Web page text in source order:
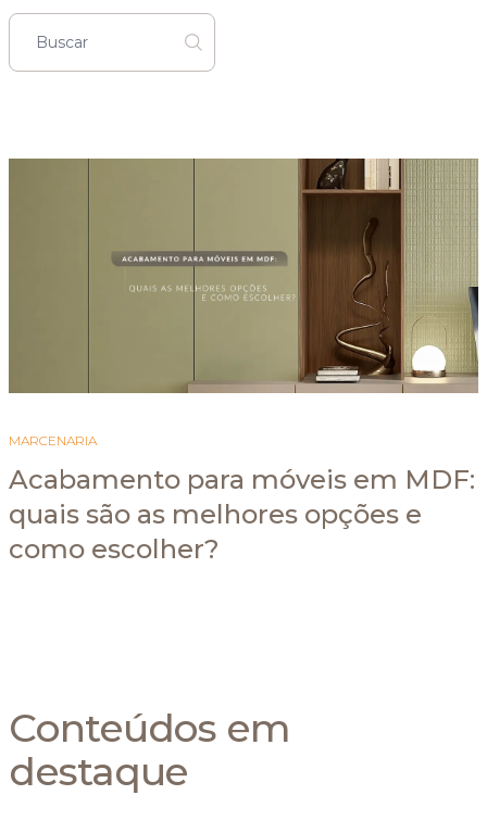
MARCENARIA
Acabamento para móveis em MDF:
quais são as melhores opções e
como escolher?
Conteúdos em
destaque